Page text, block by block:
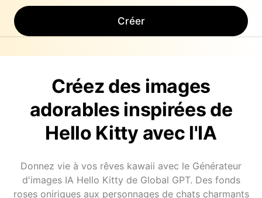
Créer
Créez des images
adorables inspirées de
Hello Kitty avec l'IA
Donnez vie à vos rêves kawaii avec le Générateur
d'images IA Hello Kitty de Global GPT. Des fonds
roses oniriques aux personnages de chats charmants